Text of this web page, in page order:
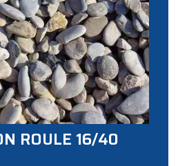
ROULE 16/40